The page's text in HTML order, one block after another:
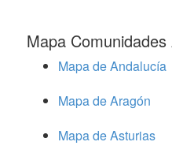
Mapa
Mapa de Andalucía
Mapa de Aragón
Mapa de Asturias